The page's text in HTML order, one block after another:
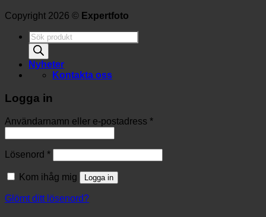
Copyright 2026 © Expertfoto
Produktsökning
Nyheter
Kontakta oss
Logga in
Användarnamn eller e-postadress *
Lösenord *
Kom ihåg mig Logga in
Glömt ditt lösenord?